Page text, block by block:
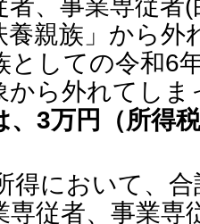
者、事業専従者
親族」から外
としての令和6
外れてしま
3万円（所得
において、合
専従者、事業専